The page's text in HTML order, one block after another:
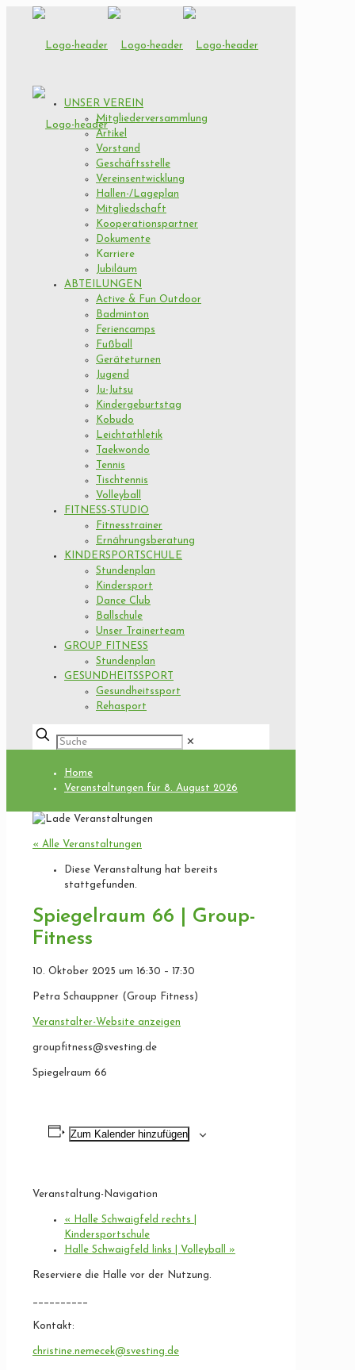
UNSER VEREIN
Mitgliederversammlung
Artikel
Vorstand
Geschäftsstelle
Vereinsentwicklung
Hallen-/Lageplan
Mitgliedschaft
Kooperationspartner
Dokumente
Karriere
Jubiläum
ABTEILUNGEN
Active & Fun Outdoor
Badminton
Feriencamps
Fußball
Geräteturnen
Jugend
Ju-Jutsu
Kindergeburtstag
Kobudo
Leichtathletik
Taekwondo
Tennis
Tischtennis
Volleyball
FITNESS-STUDIO
Fitnesstrainer
Ernährungsberatung
KINDERSPORTSCHULE
Stundenplan
Kindersport
Dance Club
Ballschule
Unser Trainerteam
GROUP FITNESS
Stundenplan
GESUNDHEITSSPORT
Gesundheitssport
Rehasport
✕
Home
Veranstaltungen für 8. August 2026
« Alle Veranstaltungen
Diese Veranstaltung hat bereits
stattgefunden.
Spiegelraum 66 | Group-
Fitness
10. Oktober 2025 um 16:30 – 17:30
Petra Schauppner (Group Fitness)
Veranstalter-Website anzeigen
groupfitness@svesting.de
Spiegelraum 66
Zum Kalender hinzufügen
Veranstaltung-Navigation
« Halle Schwaigfeld rechts |
Kindersportschule
Halle Schwaigfeld links | Volleyball »
Reserviere die Halle vor der Nutzung.
Kontakt:
christine.nemecek@svesting.de